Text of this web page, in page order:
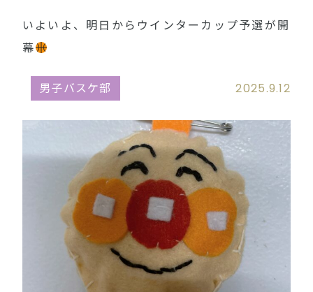
いよいよ、明日からウインターカップ予選が開
幕
2025.9.12
男子バスケ部